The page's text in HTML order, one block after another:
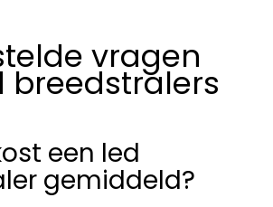
vragen
breedstralers
een led
gemiddeld?